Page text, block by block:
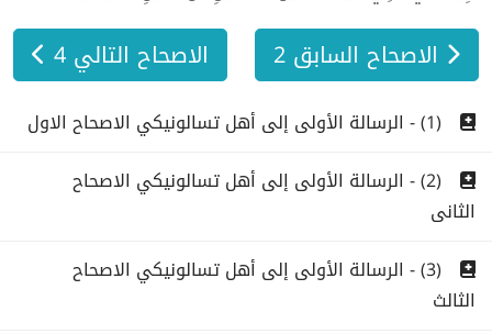
الاصحاح السابق 2 الاصحاح التالي 4
(1) - الرسالة الأولى إلى أهل تسالونيكي الاصحاح الاول
(2) - الرسالة الأولى إلى أهل تسالونيكي الاصحاح
الثانى
(3) - الرسالة الأولى إلى أهل تسالونيكي الاصحاح
الثالث